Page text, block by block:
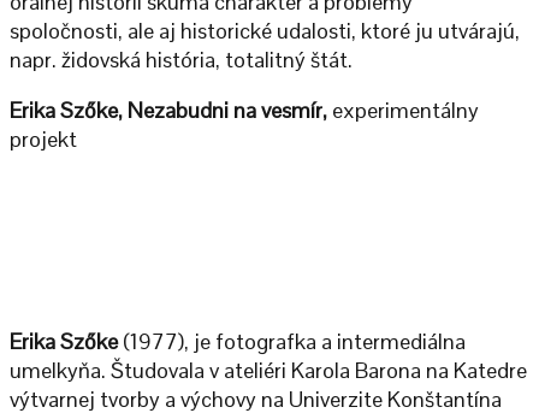
spoločnosti, ale aj historické udalosti, ktoré ju utvárajú,
napr. židovská história, totalitný štát.
Erika Szőke, Nezabudni na vesmír, experimentálny
projekt
Erika Szőke(1977), je fotografka a intermediálna
umelkyňa. Študovala v ateliéri Karola Barona na Katedre
výtvarnej tvorby a výchovy na Univerzite Konštantína